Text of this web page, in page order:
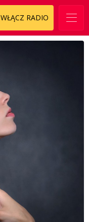
WŁĄCZ RADIO